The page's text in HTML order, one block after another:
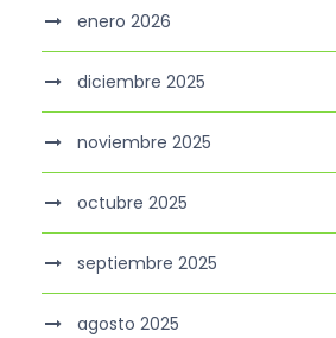
enero 2026
diciembre 2025
noviembre 2025
octubre 2025
septiembre 2025
agosto 2025